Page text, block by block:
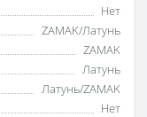
Нет
ZAMAK/Латунь
ZAMAK
Латунь
Латунь/ZAMAK
Нет